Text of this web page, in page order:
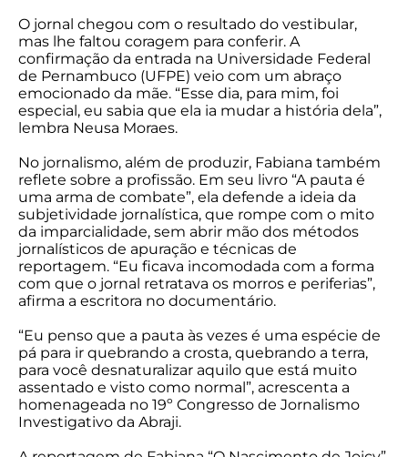
O jornal chegou com o resultado do vestibular,
mas lhe faltou coragem para conferir. A
confirmação da entrada na Universidade Federal
de Pernambuco (UFPE) veio com um abraço
emocionado da mãe. “Esse dia, para mim, foi
especial, eu sabia que ela ia mudar a história dela”,
lembra Neusa Moraes.
No jornalismo, além de produzir, Fabiana também
reflete sobre a profissão. Em seu livro “A pauta é
uma arma de combate”, ela defende a ideia da
subjetividade jornalística, que rompe com o mito
da imparcialidade, sem abrir mão dos métodos
jornalísticos de apuração e técnicas de
reportagem. “Eu ficava incomodada com a forma
com que o jornal retratava os morros e periferias”,
afirma a escritora no documentário.
“Eu penso que a pauta às vezes é uma espécie de
pá para ir quebrando a crosta, quebrando a terra,
para você desnaturalizar aquilo que está muito
assentado e visto como normal”, acrescenta a
homenageada no 19º Congresso de Jornalismo
Investigativo da Abraji.